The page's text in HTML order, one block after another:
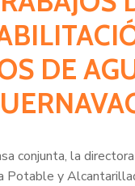
DE
conjunta, la
Potable y